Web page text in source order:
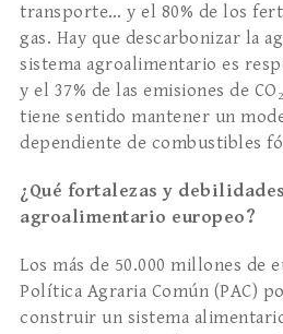
transporte… y el 80% de los
gas. Hay que descarbonizar la
sistema agroalimentario es
y el 37% de las emisiones de
tiene sentido mantener un
dependiente de combustibles
¿Qué fortalezas y
agroalimentario europeo?
Los más de 50.000 millones de
Política Agraria Común (PAC)
construir un sistema